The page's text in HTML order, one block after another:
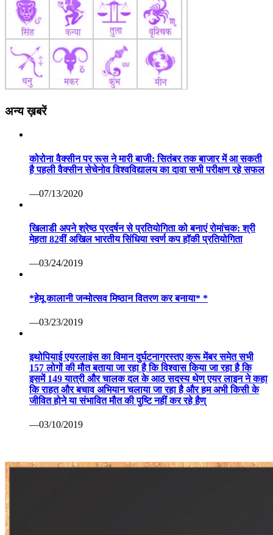
अन्य ख़बरें
कोरोना वैक्सीन पर रूस ने मारी बाजी: सितंबर तक बाजार में आ सकती
है पहली वैक्सीन सेचेनोव विश्वविद्यालय का दावा सभी परीक्षण रहे सफल
—07/13/2020
खिलाडी अपने श्रेष्ठ प्रदर्षन से प्रतियोगिता को बनाएं रोमांचक: श्री
मेहता 82वीं अखिल भारतीय सिंधिया स्वर्ण कप हॉकी प्रतियोगिता
—03/24/2019
*हेमू कालानी जन्मोत्सव मिष्ठान वितरण कर बनाया* *
—03/23/2019
इथोपियाई एयरलाइंस का विमान दुर्घटनाग्रस्तए क्रू मेंबर समेत सभी
157 लोगों की मौत बताया जा रहा है कि विश्वास किया जा रहा है कि
इसमें 149 यात्री और चालक दल के आठ सदस्य थेण् एयर लाइन ने कहा
कि राहत और बचाव अभियान चलाया जा रहा है और हम अभी किसी के
जीवित होने या संभावित मौत की पुष्टि नहीं कर रहे हैण्
—03/10/2019